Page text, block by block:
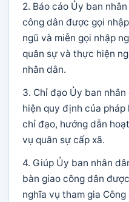
2. Báo cáo Ủy ban
công dân được gọi
ngũ và miễn gọi nhập
quân sự và thực hiện
nhân dân.
3. Chỉ đạo Ủy ban
hiện quy định của
chỉ đạo, hướng dẫn
vụ quân sự cấp xã.
4. Giúp Ủy ban nhân
bàn giao công dân
nghĩa vụ tham gia